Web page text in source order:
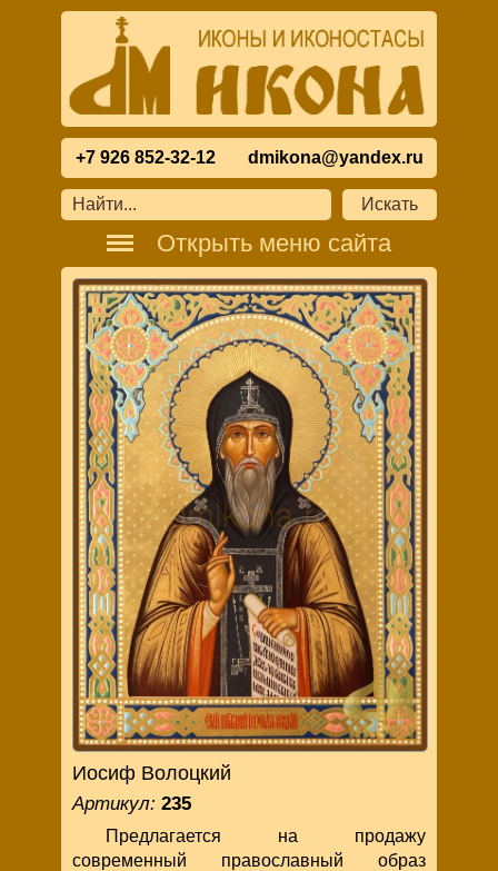
+7 926 852-32-12 dmikona@yandex.ru
Открыть меню сайта
Иосиф Волоцкий
Артикул: 235
Предлагается на продажу
современный православный образ